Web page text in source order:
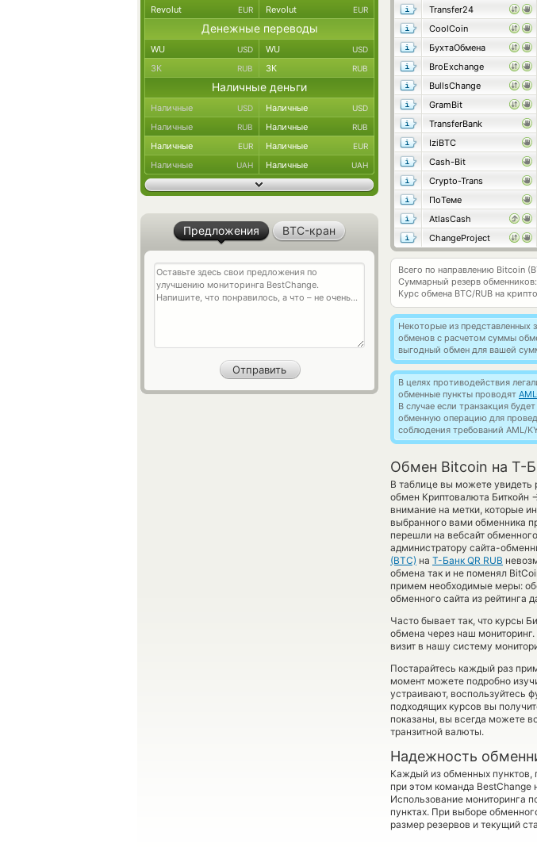
Transfer24
CoolCoin
БухтаОбмена
BroExchange
BullsChange
GramBit
TransferBank
IziBTC
Cash-Bit
Crypto-Trans
ПоТеме
AtlasCash
ChangeProject
Всего по направлению Bitcoin
Суммарный резерв обменников:
Курс обмена BTC/RUB на
Некоторые из представленных
обменов с расчетом суммы
выгодный обмен для вашей
В целях противодействия
обменные пункты проводят
В случае если транзакция
обменную операцию для
соблюдения требований AML/
Обмен Bitcoin на Т-
В таблице вы можете увидеть
обмен Криптовалюта Биткойн
внимание на метки, которые
выбранного вами обменника
перешли на вебсайт
администратору сайта-
(BTC) на Т-Банк QR RUB
обмена так и не поменял
примем необходимые меры:
обменного сайта из рейтинга
Часто бывает так, что курсы
обмена через наш
визит в нашу систему
Постарайтесь каждый раз
момент можете подробно
устраивают, воспользуйтесь
подходящих курсов вы
показаны, вы всегда можете
транзитной валюты.
Надежность
Каждый из обменных пунктов,
при этом команда
Использование мониторинга
пунктах. При выборе
размер резервов и текущий
Revolut EUR Revolut EUR
Денежные переводы
WU USD WU USD
ЗК RUB ЗК RUB
Наличные деньги
Наличные USD Наличные USD
Наличные RUB Наличные RUB
Наличные EUR Наличные EUR
Наличные UAH Наличные UAH
Предложения BTC-кран